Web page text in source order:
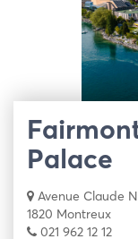
Palace
Avenue Claude
1820 Montreux
021 962 12 12